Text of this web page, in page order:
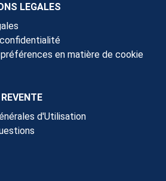
LEGALES
en matière de cookie
d'Utilisation